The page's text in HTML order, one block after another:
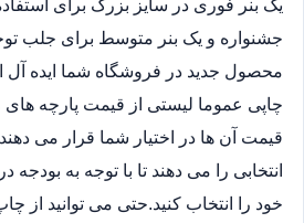
یک بنر فوری در سایز بزرگ برای
جشنواره و یک بنر متوسط برای جلب
محصول جدید در فروشگاه شما ایده
چاپی عموما لیستی از قیمت پارچه
قیمت آن ها در اختیار شما قرار می
انتخابی را می دهند تا با توجه به بودجه
خود را انتخاب کنید.حتی می توانید از